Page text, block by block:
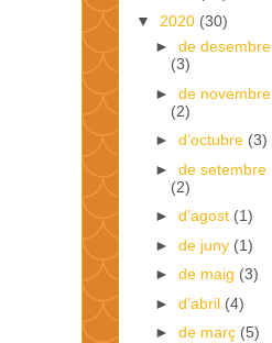
▼ 2020 (30)
► de desembre
(3)
► de novembre
(2)
► d’octubre (3)
► de setembre
(2)
► d’agost (1)
► de juny (1)
► de maig (3)
► d’abril (4)
► de març (5)